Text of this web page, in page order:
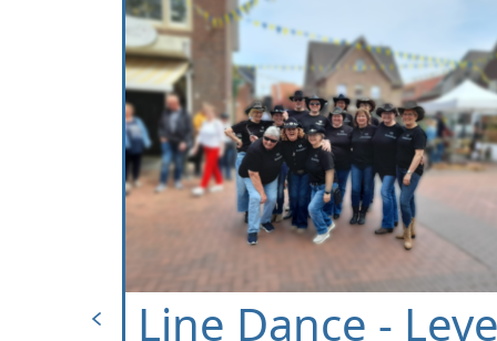
Line Dance -